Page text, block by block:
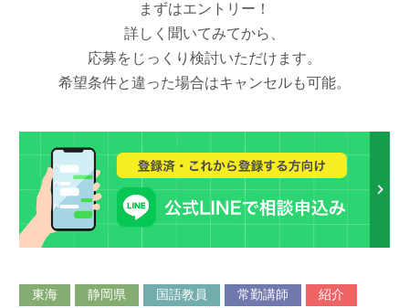
まずはエントリー！
詳しく聞いてみてから、
応募をじっくり検討いただけます。
希望条件と違った場合はキャンセルも可能。
東海 静岡県 国語教員 常勤講師
紹介